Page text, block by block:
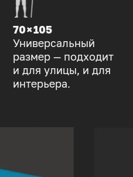
70 × 105
Универсальный
размер — подходит
и для улицы, и для
интерьера.